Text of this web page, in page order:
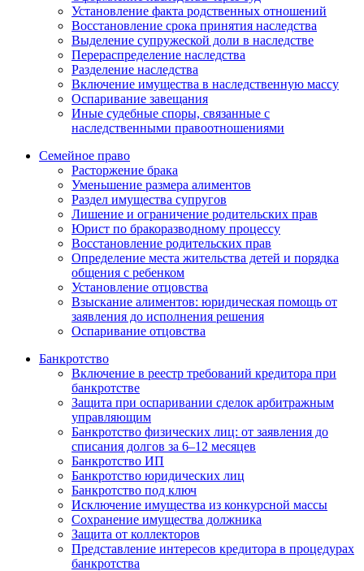
Установление факта родственных отношений
Восстановление срока принятия наследства
Выделение супружеской доли в наследстве
Перераспределение наследства
Разделение наследства
Включение имущества в наследственную массу
Оспаривание завещания
Иные судебные споры, связанные с
наследственными правоотношениями
Семейное право
Расторжение брака
Уменьшение размера алиментов
Раздел имущества супругов
Лишение и ограничение родительских прав
Юрист по бракоразводному процессу
Восстановление родительских прав
Определение места жительства детей и порядка
общения с ребенком
Установление отцовства
Взыскание алиментов: юридическая помощь от
заявления до исполнения решения
Оспаривание отцовства
Банкротство
Включение в реестр требований кредитора при
банкротстве
Защита при оспаривании сделок арбитражным
управляющим
Банкротство физических лиц: от заявления до
списания долгов за 6–12 месяцев
Банкротство ИП
Банкротство юридических лиц
Банкротство под ключ
Исключение имущества из конкурсной массы
Сохранение имущества должника
Защита от коллекторов
Представление интересов кредитора в процедурах
банкротства